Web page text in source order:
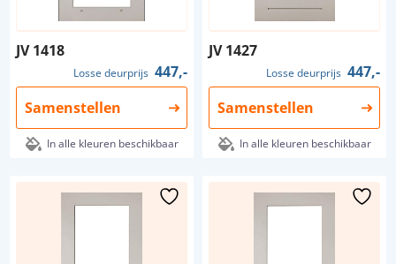
JV 1418
Losse deurprijs 447,-
Samenstellen
In alle kleuren beschikbaar
JV 1427
Losse deurprijs 447,-
Samenstellen
In alle kleuren beschikbaar